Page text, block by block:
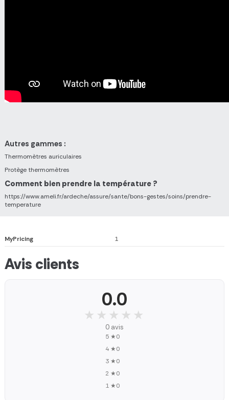
Autres gammes :
Thermomètres auriculaires
Protège thermomètres
Comment bien prendre la température ?
https://www.ameli.fr/ardeche/assure/sante/bons-gestes/soins/prendre-
temperature
MyPricing 1
Avis clients
0.0
★★★★★
★★★★★
0 avis
5 ★0
4 ★0
3 ★0
2 ★0
1 ★0